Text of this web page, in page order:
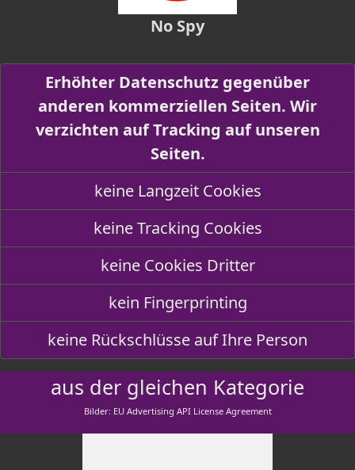
No Spy
Erhöhter Datenschutz gegenüber
anderen kommerziellen Seiten. Wir
verzichten auf Tracking auf unseren
Seiten.
keine Langzeit Cookies
keine Tracking Cookies
keine Cookies Dritter
kein Fingerprinting
keine Rückschlüsse auf Ihre Person
aus der gleichen Kategorie
Bilder: EU Advertising API License Agreement